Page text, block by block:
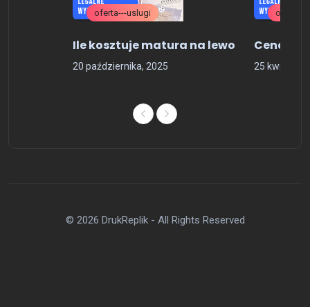
oferta---uslugi
Ile kosztuje matura na lewo
20 października, 2025
ogolne
Cena
25 kwietnia,
© 2026 DrukReplik - All Rights Reserved